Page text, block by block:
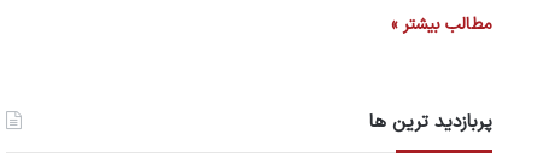
مطالب بیشتر »
پربازدید ترین ها